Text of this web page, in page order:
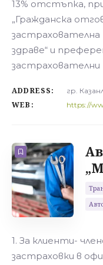
13% отстъпка,
„Гражданска
застрахователна
здраве“ и
застрахователни
ADDRESS: гр.
WEB: https://
1. За клиенти-
застраховки в